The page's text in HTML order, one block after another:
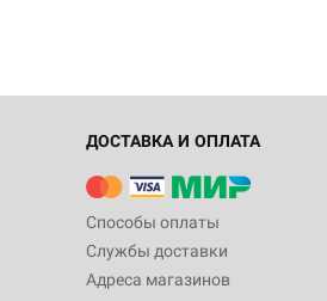
ДОСТАВКА И ОПЛАТА
Способы оплаты
Службы доставки
Адреса магазинов